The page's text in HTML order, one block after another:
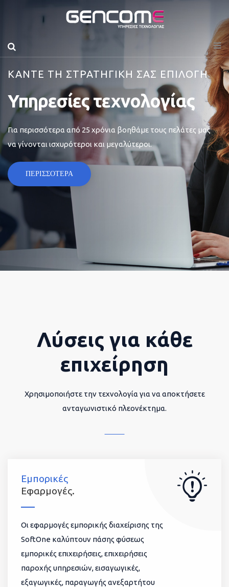
ΚΑΝΤΕ ΤΗ ΣΤΡΑΤΗΓΙΚΗ ΣΑΣ ΕΠΙΛΟΓΗ
Υπηρεσίες τεχνολογίας
Για περισσότερα από 25 χρόνια βοηθάμε τους πελάτες μας
να γίνονται ισχυρότεροι και μεγαλύτεροι.
ΠΕΡΙΣΣΟΤΕΡΑ
Λύσεις για κάθε
επιχείρηση
Χρησιμοποιήστε την τεχνολογία για να αποκτήσετε
ανταγωνιστικό πλεονέκτημα.
Εμπορικές
Εφαρμογές.
Οι εφαρμογές εμπορικής διαχείρισης της
SoftOne καλύπτουν πάσης φύσεως
εμπορικές επιχειρήσεις, επιχειρήσεις
παροχής υπηρεσιών, εισαγωγικές,
εξαγωγικές, παραγωγής ανεξαρτήτου